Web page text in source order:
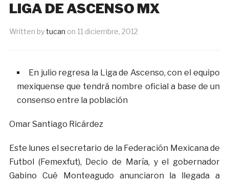
LIGA DE ASCENSO MX
Written bytucan on 11 diciembre, 2012
En julio regresa la Liga de Ascenso, con el equipo
mexiquense que tendrá nombre oficial a base de un
consenso entre la población
Omar Santiago Ricárdez
Este lunes el secretario de la Federación Mexicana de
Futbol (Femexfut), Decio de María, y el gobernador
Gabino Cué Monteagudo anunciaron la llegada a